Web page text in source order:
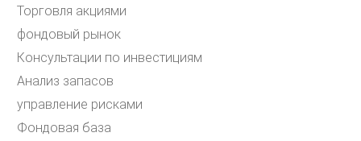
Торговля акциями
фондовый рынок
Консультации по инвестициям
Анализ запасов
управление рисками
Фондовая база